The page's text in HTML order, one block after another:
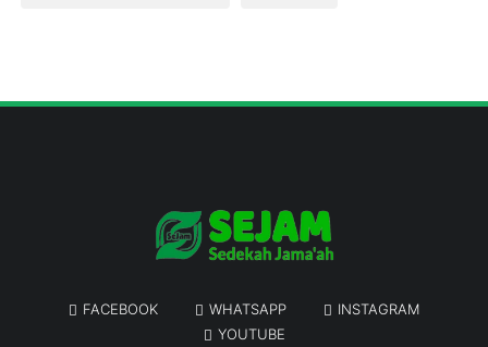
FACEBOOK WHATSAPP
INSTAGRAM
YOUTUBE